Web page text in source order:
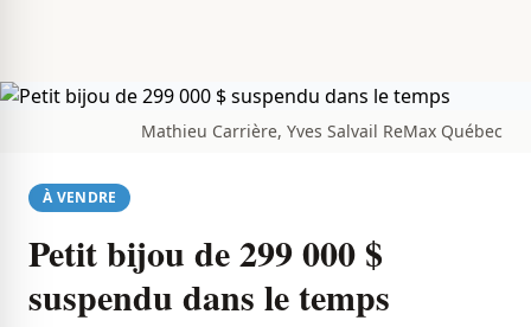
Mathieu Carrière, Yves Salvail ReMax Québec
À VENDRE
Petit bijou de 299 000 $
suspendu dans le temps